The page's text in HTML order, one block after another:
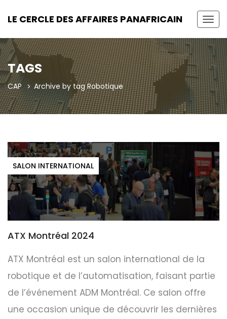
LE CERCLE DES AFFAIRES PANAFRICAIN
TAGS
CAP Archive by tag Robotique
SALON INTERNATIONAL
ATX Montréal 2024
ATX Montréal est un salon international de la
robotique et de l’automatisation, faisant partie
de l’événement ADM Montréal. Ce salon offre
une occasion unique de découvrir les dernières